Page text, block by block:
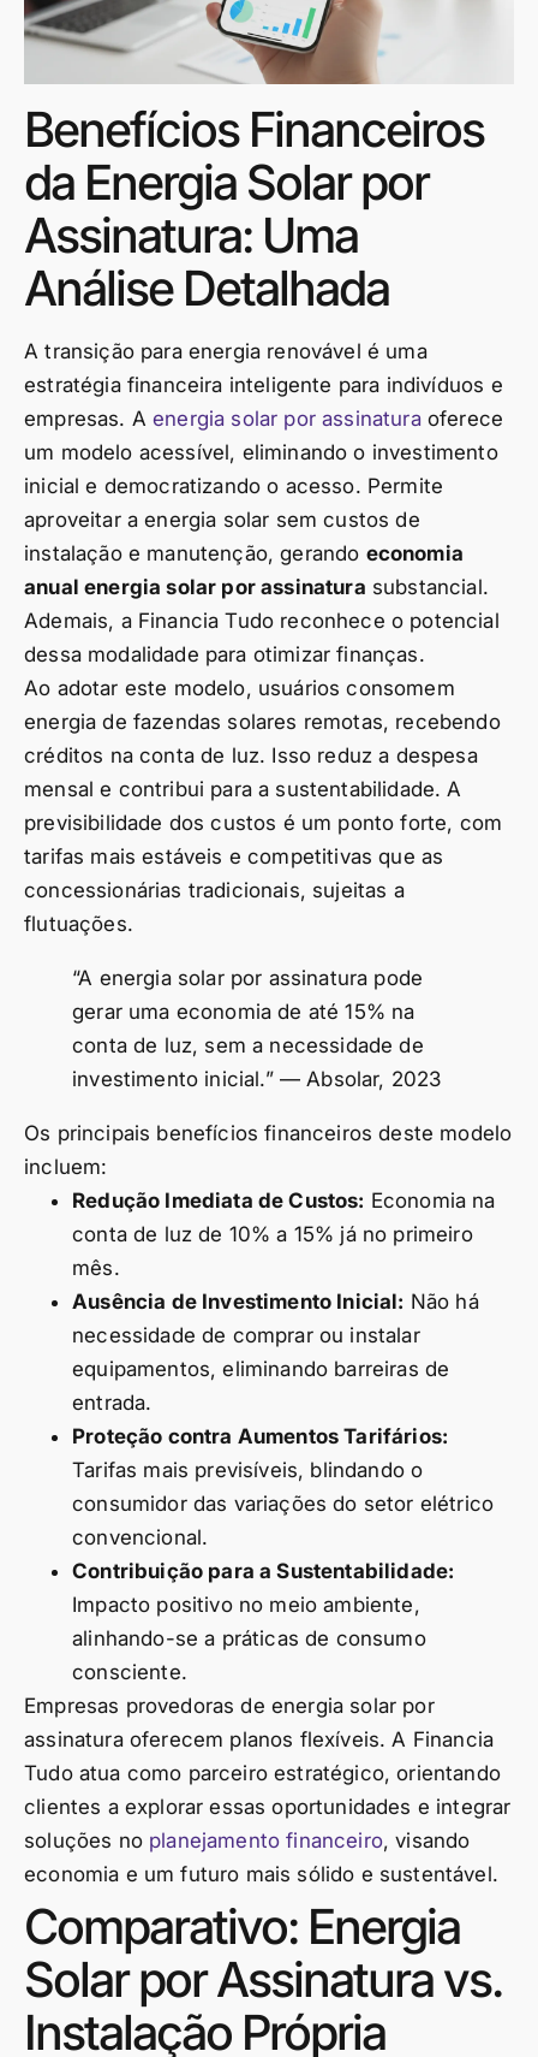
Benefícios Financeiros
da Energia Solar por
Assinatura: Uma
Análise Detalhada
A transição para energia renovável é uma
estratégia financeira inteligente para indivíduos e
empresas. Aenergia solar por assinaturaoferece
um modelo acessível, eliminando o investimento
inicial e democratizando o acesso. Permite
aproveitar a energia solar sem custos de
instalação e manutenção, gerando economia
anual energia solar por assinatura substancial.
Ademais, a Financia Tudo reconhece o potencial
dessa modalidade para otimizar finanças.
Ao adotar este modelo, usuários consomem
energia de fazendas solares remotas, recebendo
créditos na conta de luz. Isso reduz a despesa
mensal e contribui para a sustentabilidade. A
previsibilidade dos custos é um ponto forte, com
tarifas mais estáveis e competitivas que as
concessionárias tradicionais, sujeitas a
flutuações.
“A energia solar por assinatura pode
gerar uma economia de até 15% na
conta de luz, sem a necessidade de
investimento inicial.” — Absolar, 2023
Os principais benefícios financeiros deste modelo
incluem:
Redução Imediata de Custos: Economia na
conta de luz de 10% a 15% já no primeiro
mês.
Ausência de Investimento Inicial: Não há
necessidade de comprar ou instalar
equipamentos, eliminando barreiras de
entrada.
Proteção contra Aumentos Tarifários:
Tarifas mais previsíveis, blindando o
consumidor das variações do setor elétrico
convencional.
Contribuição para a Sustentabilidade:
Impacto positivo no meio ambiente,
alinhando-se a práticas de consumo
consciente.
Empresas provedoras de energia solar por
assinatura oferecem planos flexíveis. A Financia
Tudo atua como parceiro estratégico, orientando
clientes a explorar essas oportunidades e integrar
soluções no planejamento financeiro, visando
economia e um futuro mais sólido e sustentável.
Comparativo: Energia
Solar por Assinatura vs.
Instalação Própria